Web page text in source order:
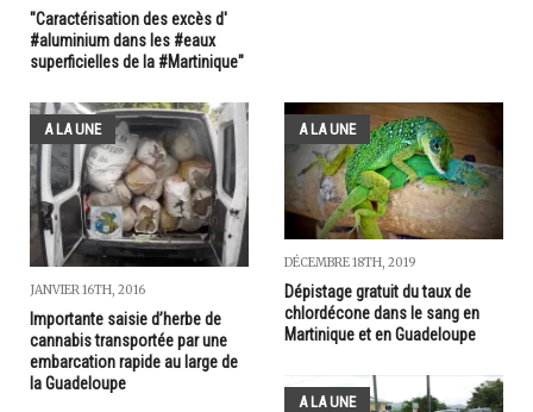
"Caractérisation des excès d'
#aluminium dans les #eaux
superficielles de la #Martinique"
A LA UNE
JANVIER 16TH, 2016
Importante saisie d’herbe de
cannabis transportée par une
embarcation rapide au large de
la Guadeloupe
A LA UNE
DÉCEMBRE 18TH, 2019
Dépistage gratuit du taux de
chlordécone dans le sang en
Martinique et en Guadeloupe
A LA UNE